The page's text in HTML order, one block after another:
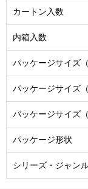
カートン入数
内箱入数
パッケージサイズ（
パッケージサイズ（
パッケージサイズ（
パッケージ形状
シリーズ・ジャン